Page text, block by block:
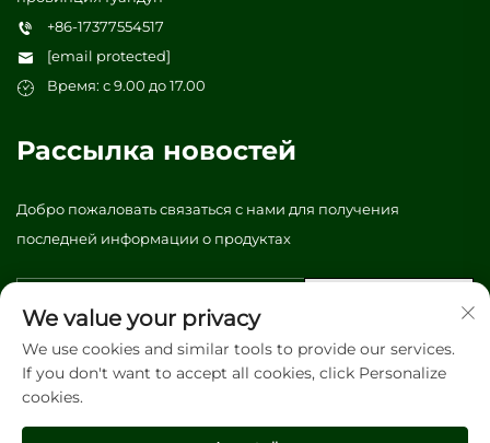
+86-17377554517
[email protected]
Время: с 9.00 до 17.00
Рассылка новостей
Добро пожаловать связаться с нами для получения
последней информации о продуктах
Авторское право © 2026 Vibrant tree (Гуанчжоу) Упаковка и
конфиденциальности
We value your privacy
We use cookies and similar tools to provide our services.
If you don't want to accept all cookies, click Personalize
cookies.